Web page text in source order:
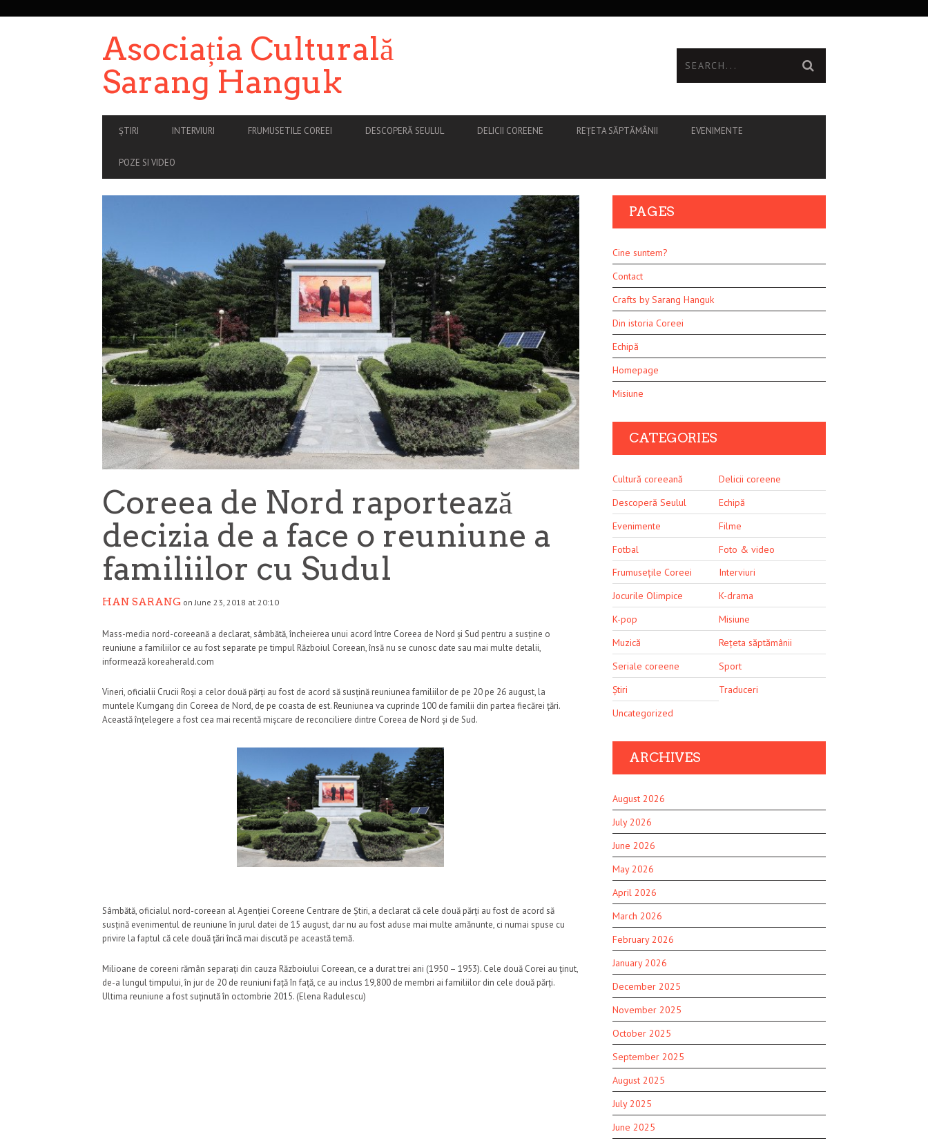
Asociația Culturală
Sarang Hanguk
PRIMARY
NAVIGATION
ȘTIRI INTERVIURI FRUMUSETILE COREEI DESCOPERĂ SEULUL DELICII COREENE REȚETA SĂPTĂMÂNII EVENIMENTE
POZE SI VIDEO
Coreea de Nord raportează
decizia de a face o reuniune a
familiilor cu Sudul
HAN SARANG on June 23, 2018 at 20:10
Mass-media nord-coreeană a declarat, sâmbătă, încheierea unui acord între Coreea de Nord și Sud pentru a susține o
reuniune a familiilor ce au fost separate pe timpul Războiul Coreean, însă nu se cunosc date sau mai multe detalii,
informează koreaherald.com
Vineri, oficialii Crucii Roși a celor două părți au fost de acord să susțină reuniunea familiilor de pe 20 pe 26 august, la
muntele Kumgang din Coreea de Nord, de pe coasta de est. Reuniunea va cuprinde 100 de familii din partea fiecărei țări.
Această înțelegere a fost cea mai recentă mișcare de reconciliere dintre Coreea de Nord și de Sud.
Sâmbătă, oficialul nord-coreean al Agenției Coreene Centrare de Știri, a declarat că cele două părți au fost de acord să
susțină evenimentul de reuniune în jurul datei de 15 august, dar nu au fost aduse mai multe amănunte, ci numai spuse cu
privire la faptul că cele două țări încă mai discută pe această temă.
Milioane de coreeni rămân separați din cauza Războiului Coreean, ce a durat trei ani (1950 – 1953). Cele două Corei au ținut,
de-a lungul timpului, în jur de 20 de reuniuni față în față, ce au inclus 19,800 de membri ai familiilor din cele două părți.
Ultima reuniune a fost suținută în octombrie 2015. (Elena Radulescu)
PAGES
Cine suntem?
Contact
Crafts by Sarang Hanguk
Din istoria Coreei
Echipă
Homepage
Misiune
CATEGORIES
Cultură coreeană
Delicii coreene
Descoperă Seulul
Echipă
Evenimente
Filme
Fotbal
Foto & video
Frumusețile Coreei
Interviuri
Jocurile Olimpice
K-drama
K-pop
Misiune
Muzică
Rețeta săptămânii
Seriale coreene
Sport
Știri
Traduceri
Uncategorized
ARCHIVES
August 2026
July 2026
June 2026
May 2026
April 2026
March 2026
February 2026
January 2026
December 2025
November 2025
October 2025
September 2025
August 2025
July 2025
June 2025